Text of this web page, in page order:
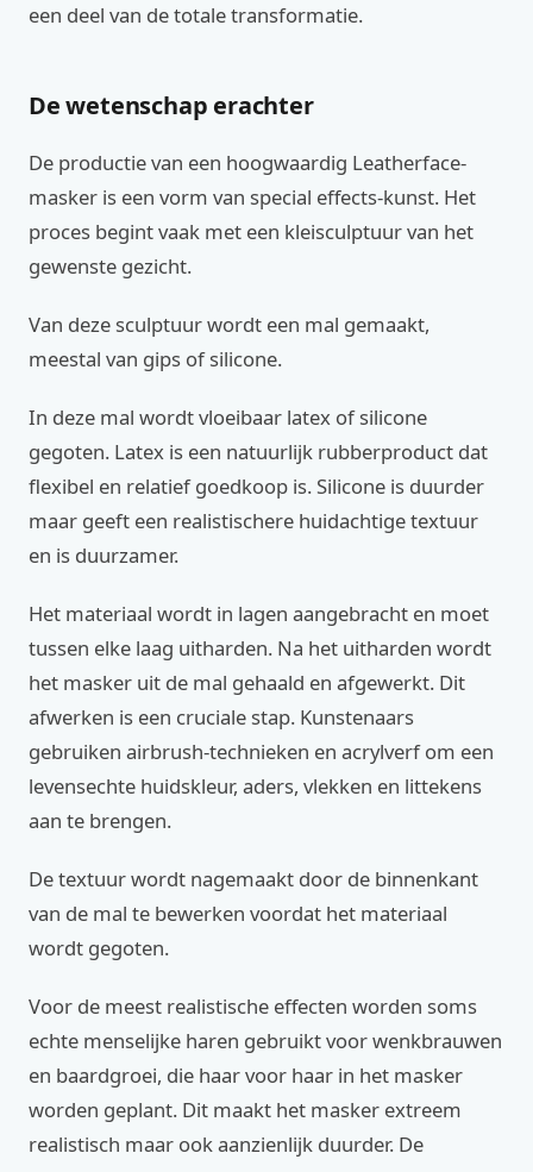
een deel van de totale transformatie.
De wetenschap erachter
De productie van een hoogwaardig Leatherface-
masker is een vorm van special effects-kunst. Het
proces begint vaak met een kleisculptuur van het
gewenste gezicht.
Van deze sculptuur wordt een mal gemaakt,
meestal van gips of silicone.
In deze mal wordt vloeibaar latex of silicone
gegoten. Latex is een natuurlijk rubberproduct dat
flexibel en relatief goedkoop is. Silicone is duurder
maar geeft een realistischere huidachtige textuur
en is duurzamer.
Het materiaal wordt in lagen aangebracht en moet
tussen elke laag uitharden. Na het uitharden wordt
het masker uit de mal gehaald en afgewerkt. Dit
afwerken is een cruciale stap. Kunstenaars
gebruiken airbrush-technieken en acrylverf om een
levensechte huidskleur, aders, vlekken en littekens
aan te brengen.
De textuur wordt nagemaakt door de binnenkant
van de mal te bewerken voordat het materiaal
wordt gegoten.
Voor de meest realistische effecten worden soms
echte menselijke haren gebruikt voor wenkbrauwen
en baardgroei, die haar voor haar in het masker
worden geplant. Dit maakt het masker extreem
realistisch maar ook aanzienlijk duurder. De